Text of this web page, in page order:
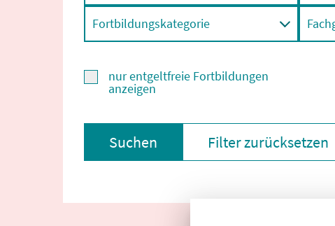
Fortbildungskategorie
nur entgeltfreie Fortbildungen
anzeigen
Suchen Filter zurücksetzen